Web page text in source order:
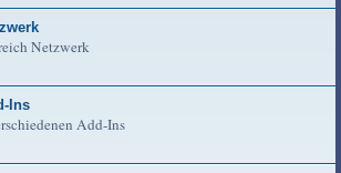
Netzwerk
Ins
Add-Ins